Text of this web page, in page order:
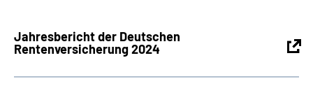
Jahresbericht der Deutschen
Rentenversicherung 2024